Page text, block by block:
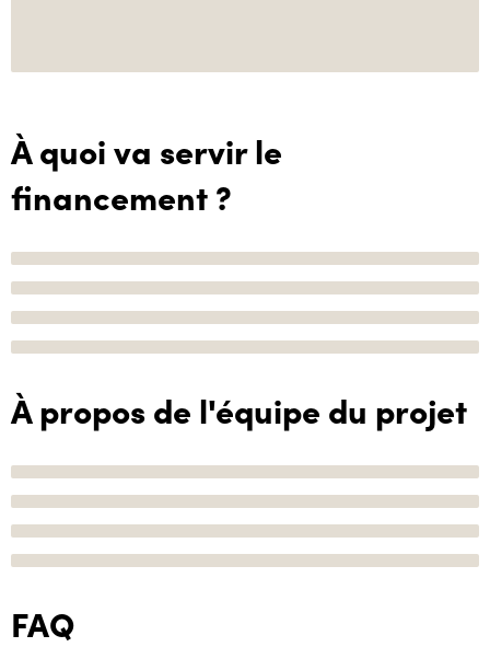
À quoi va servir le
financement ?
À propos de l'équipe du projet
FAQ